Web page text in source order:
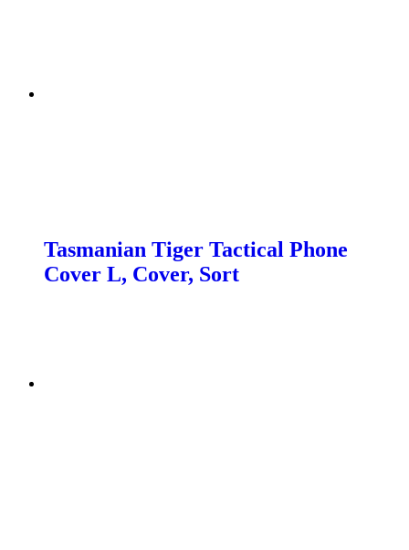
Tasmanian Tiger Tactical Phone
Cover L, Cover, Sort